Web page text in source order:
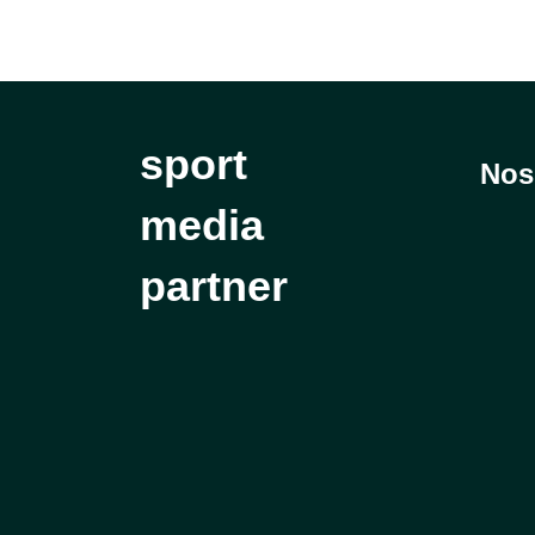
sport
media
partner